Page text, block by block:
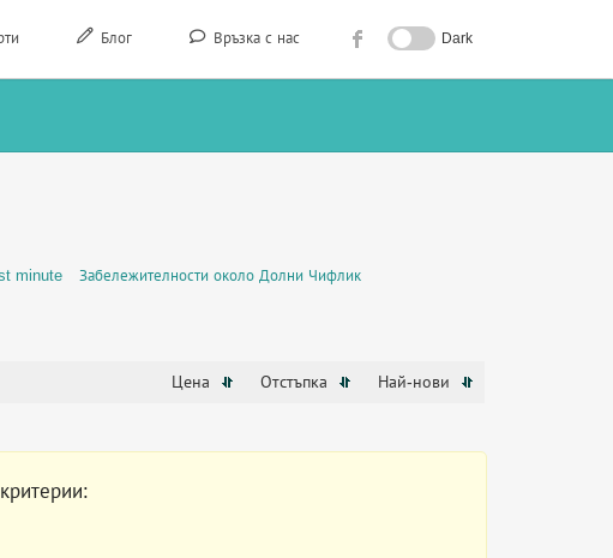
Блог Връзка с нас Dark
minute Забележителности около Долни Чифлик
Цена Отстъпка Най-нови